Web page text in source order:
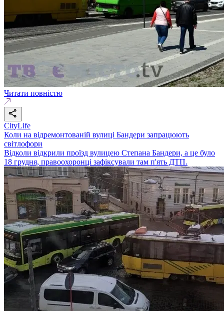
Читати повністю
CityLife
Коли на відремонтованій вулиці Бандери запрацюють
світлофори
Відколи відкрили проїзд вулицею Степана Бандери, а це було
18 грудня, правоохоронці зафіксували там п'ять ДТП.